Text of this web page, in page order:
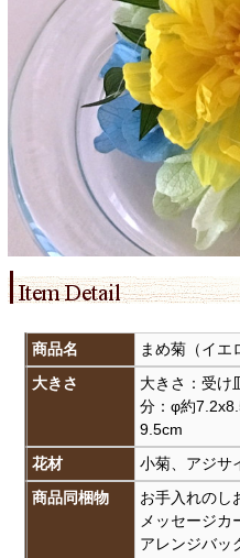
商品名
まめ菊（イエ
大きさ
大きさ：受け
分：φ約
9.5cm
花材
小菊、アジサ
商品同梱物
お手入れのし
メッセージカ
アレンジバッ